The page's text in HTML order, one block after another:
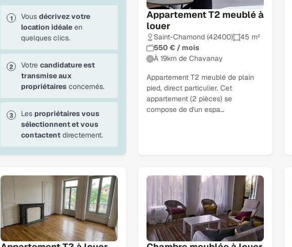
Appartement T2 meublé à
louer
Saint-Chamond (42400)
45 m²
550 € / mois
À 19km de Chavanay
Appartement T2 meublé de plain
pied, direct particulier. Cet
appartement (2 pièces) se
compose de d'un espa…
Vous décrivez votre
location idéale en
quelques clics.
Votre candidature est
transmise aux
propriétaires concernés.
Les propriétaires vous
sélectionnent et vous
contactent directement.